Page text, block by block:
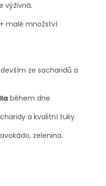
výživná.
malé množství
ze sacharidů a
během dne.
a kvalitní tuky.
zelenina.